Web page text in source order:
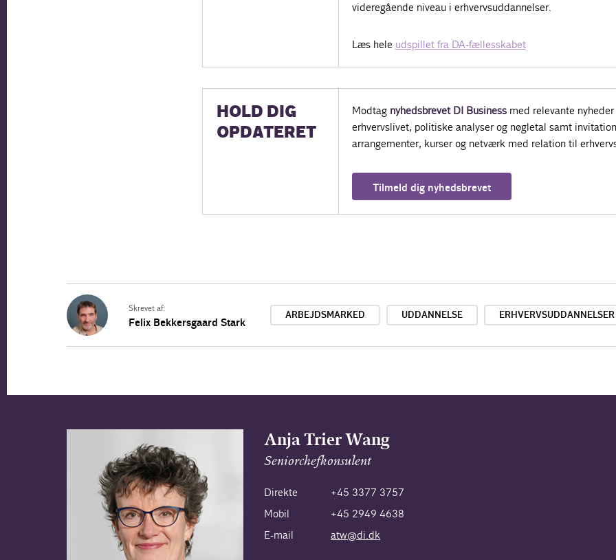
videregående niveau i erhvervsuddannelser.
Læs hele udspillet fra DA-fællesskabet
HOLD DIG
OPDATERET
Modtag nyhedsbrevet DI Businessmed relevante nyheder
erhvervslivet, politiske analyser og nøgletal samt
arrangementer, kurser og netværk med relation til
Tilmeld dig nyhedsbrevet
Skrevet af:
Felix Bekkersgaard Stark
ARBEJDSMARKED UDDANNELSE ERHVERVSUDDANNELSER
Anja Trier Wang
Seniorchefkonsulent
Direkte
+45 3377 3757
Mobil
+45 2949 4638
E-mail
atw@di.dk